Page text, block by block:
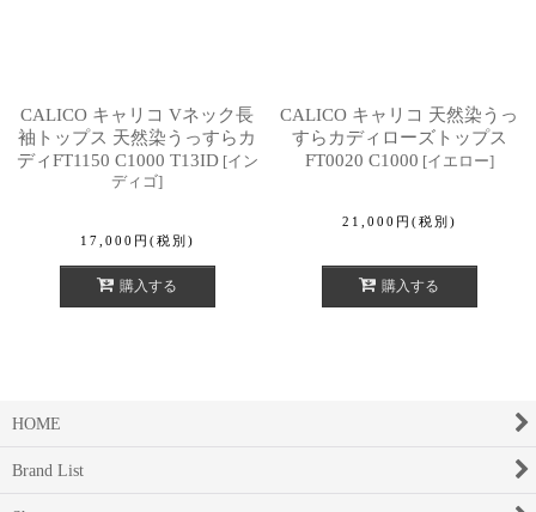
CALICO キャリコ Vネック長
袖トップス 天然染うっすらカ
ディFT1150 C1000 T13ID [イン
ディゴ]
17,000 円 (税別)
購入する
CALICO キャリコ 天然染うっ
すらカディローズトップス
FT0020 C1000 [イエロー]
21,000 円 (税別)
購入する
HOME
Brand List